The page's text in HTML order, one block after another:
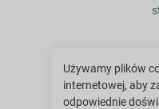
Używamy plików
internetowej, aby
odpowiednie